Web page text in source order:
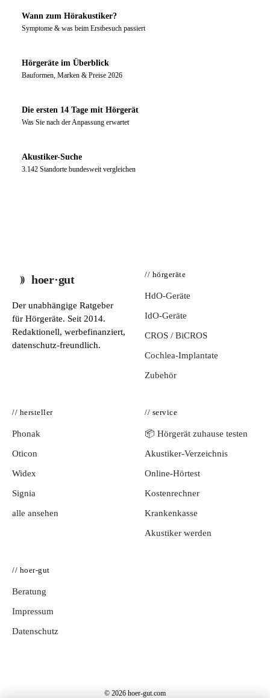
Wann zum Hörakustiker?
Symptome & was beim Erstbesuch passiert
Hörgeräte im Überblick
Bauformen, Marken & Preise 2026
Die ersten 14 Tage mit Hörgerät
Was Sie nach der Anpassung erwartet
Akustiker-Suche
3.142 Standorte bundesweit vergleichen
hoer·gut
Der unabhängige Ratgeber
für Hörgeräte. Seit 2014.
Redaktionell, werbefinanziert,
datenschutz-freundlich.
// hörgeräte
HdO-Geräte
IdO-Geräte
CROS / BiCROS
Cochlea-Implantate
Zubehör
// hersteller
Phonak
Oticon
Widex
Signia
alle ansehen
// service
📦 Hörgerät zuhause testen
Akustiker-Verzeichnis
Online-Hörtest
Kostenrechner
Krankenkasse
Akustiker werden
// hoer-gut
Beratung
Impressum
Datenschutz
© 2026 hoer-gut.com